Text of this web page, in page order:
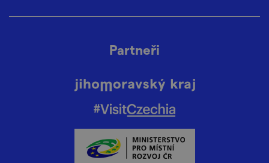
Partneři